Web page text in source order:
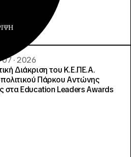
07 · 2026
Διάκριση του Κ.Ε.ΠΕ.Α.
Πάρκου Αντώνης
στα Education Leaders Awards